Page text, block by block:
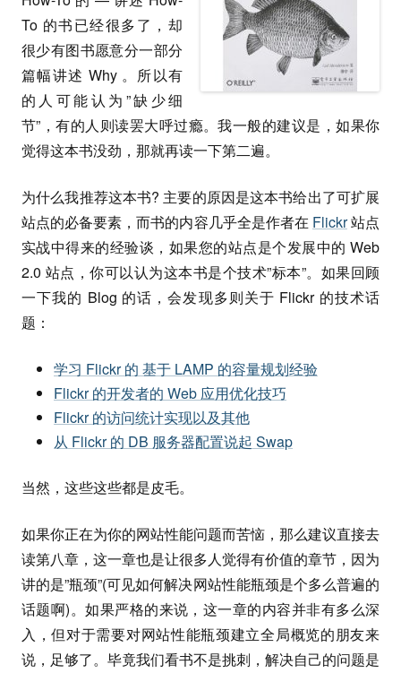
To 的书已经很多了，却
很少有图书愿意分一部分
篇幅讲述 Why 。所以有
的人可能认为”缺少细
节”，有的人则读罢大呼过瘾。我一般的建议是，如果你
觉得这本书没劲，那就再读一下第二遍。
为什么我推荐这本书? 主要的原因是这本书给出了可扩展
站点的必备要素，而书的内容几乎全是作者在 Flickr站点
实战中得来的经验谈，如果您的站点是个发展中的 Web
2.0 站点，你可以认为这本书是个技术”标本”。如果回顾
一下我的 Blog 的话，会发现多则关于 Flickr 的技术话
题：
学习 Flickr 的 基于 LAMP 的容量规划经验
Flickr 的开发者的 Web 应用优化技巧
Flickr 的访问统计实现以及其他
从 Flickr 的 DB 服务器配置说起 Swap
当然，这些这些都是皮毛。
如果你正在为你的网站性能问题而苦恼，那么建议直接去
读第八章，这一章也是让很多人觉得有价值的章节，因为
讲的是”瓶颈”(可见如何解决网站性能瓶颈是个多么普遍的
话题啊)。如果严格的来说，这一章的内容并非有多么深
入，但对于需要对网站性能瓶颈建立全局概览的朋友来
说，足够了。毕竟我们看书不是挑刺，解决自己的问题是